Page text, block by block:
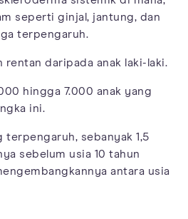
seperti ginjal, jantung, dan
terpengaruh.
rentan daripada anak laki-laki.
hingga 7.000 anak yang
ini.
terpengaruh, sebanyak 1,5
sebelum usia 10 tahun
antara usia